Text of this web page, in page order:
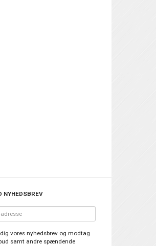
NYHEDSBREV
vores nyhedsbrev og modtag
samt andre spændende